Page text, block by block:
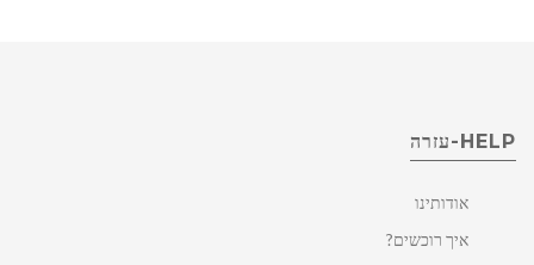
HELP-עזרה
אודותינו
איך רוכשים?